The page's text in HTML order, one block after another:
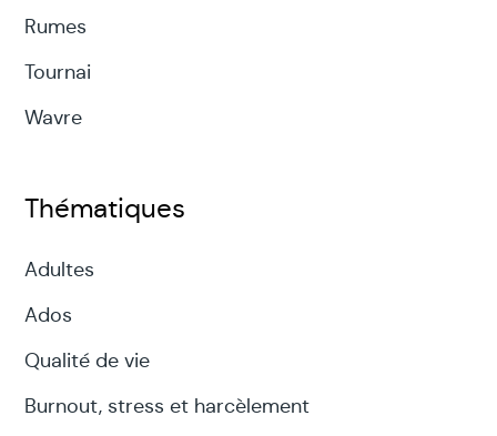
Rumes
Tournai
Wavre
Thématiques
Adultes
Ados
Qualité de vie
Burnout, stress et harcèlement